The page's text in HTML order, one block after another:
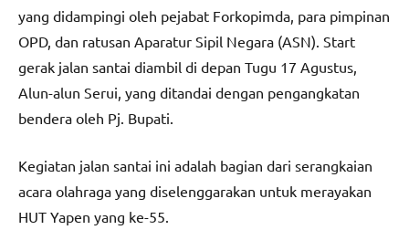
yang didampingi oleh pejabat Forkopimda, para pimpinan
OPD, dan ratusan Aparatur Sipil Negara (ASN). Start
gerak jalan santai diambil di depan Tugu 17 Agustus,
Alun-alun Serui, yang ditandai dengan pengangkatan
bendera oleh Pj. Bupati.
Kegiatan jalan santai ini adalah bagian dari serangkaian
acara olahraga yang diselenggarakan untuk merayakan
HUT Yapen yang ke-55.